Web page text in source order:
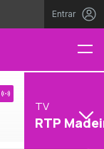
Entrar
TV
RTP